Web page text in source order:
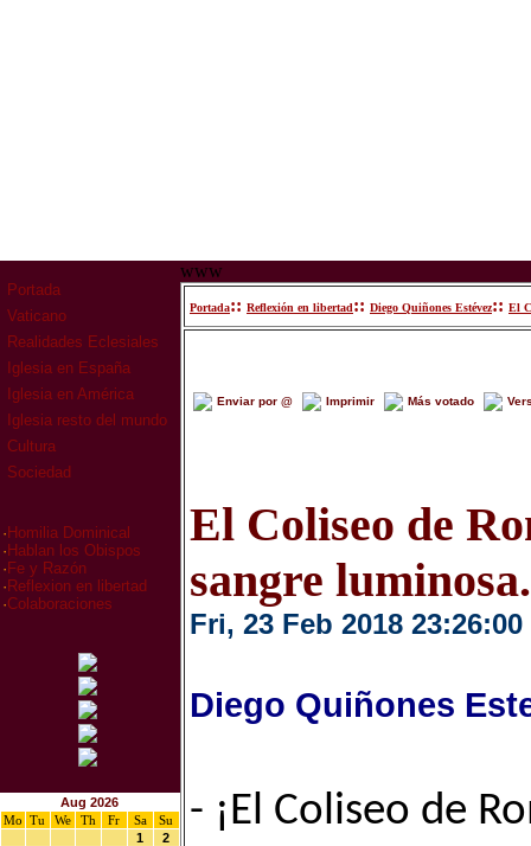
Portada
Vaticano
Realidades Eclesiales
Iglesia en España
Iglesia en América
Iglesia resto del mundo
Cultura
Sociedad
· Homilia Dominical
· Hablan los Obispos
· Fe y Razón
· Reflexion en libertad
·Colaboraciones
Aug 2026
Mo
Tu We Th Fr Sa
Su
1
2
www
Portada:: Reflexión en libertad:: Diego Quiñones Estévez:: El
Enviar por @ Imprimir Más votado
El Coliseo de
sangre luminosa.
Fri, 23 Feb 2018 23:26:00
Diego Quiñones
- ¡El Coliseo de